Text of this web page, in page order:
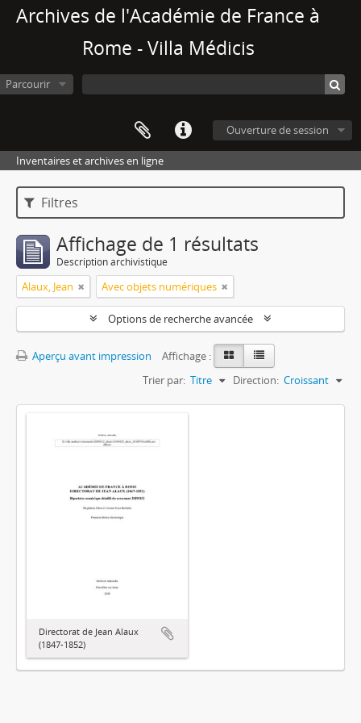
Archives de l'Académie de France à
Rome - Villa Médicis
Parcourir
Ouverture de session
Inventaires et archives en ligne
Filtres
Affichage de 1 résultats
Description archivistique
Alaux, Jean Avec objets numériques
Options de recherche avancée
Aperçu avant impression
Affichage :
Trier par: Titre Direction: Croissant
Directorat de Jean Alaux
(1847-1852)